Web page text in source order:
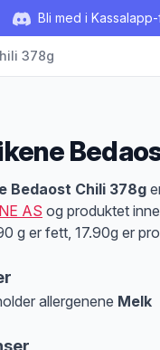
Bli med i
378g
Bedaost Chili 378g
AS og produktet
g er fett, 17.90g er
allergenene Melk
informasjonen er bare til